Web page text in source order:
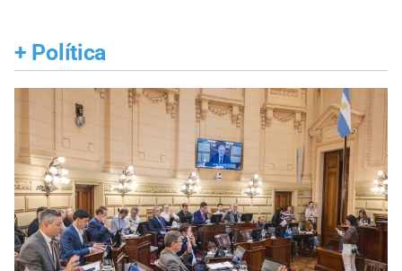
+ Política